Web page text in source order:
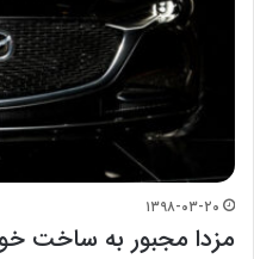
۱۳۹۸-۰۳-۲۰
مزدا مجبور به ساخت